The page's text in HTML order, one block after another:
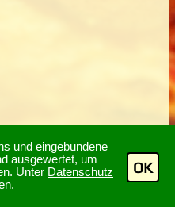
und eingebundene
ausgewertet, um
Unter Datenschutz
OK